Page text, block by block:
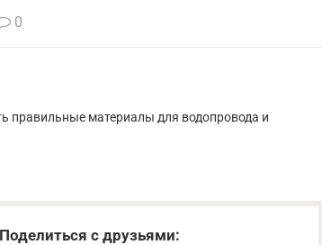
0
правильные материалы для водопровода и
с друзьями: